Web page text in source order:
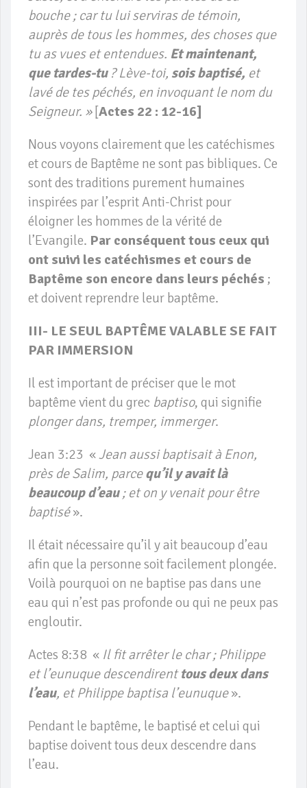
bouche ; car tu lui serviras de témoin,
auprès de tous les hommes, des choses que
tu as vues et entendues. Et maintenant,
que tardes-tu? Lève-toi, sois baptisé, et
lavé de tes péchés, en invoquant le nom du
Seigneur. »[Actes 22 : 12-16]
Nous voyons clairement que les catéchismes
et cours de Baptême ne sont pas bibliques. Ce
sont des traditions purement humaines
inspirées par l’esprit Anti-Christ pour
éloigner les hommes de la vérité de
l’Evangile. Par conséquent tous ceux qui
ont suivi les catéchismes et cours de
Baptême son encore dans leurs péchés ;
et doivent reprendre leur baptême.
III- LE SEUL BAPTÊME VALABLE SE FAIT
PAR IMMERSION
Il est important de préciser que le mot
baptême vient du grec baptiso, qui signifie
plonger dans, tremper, immerger.
Jean 3:23 «Jean aussi baptisait à Enon,
près de Salim, parcequ’il y avait là
beaucoup d’eau; et on y venait pour être
baptisé».
Il était nécessaire qu’il y ait beaucoup d’eau
afin que la personne soit facilement plongée.
Voilà pourquoi on ne baptise pas dans une
eau qui n’est pas profonde ou qui ne peux pas
engloutir.
Actes 8:38 « Il fit arrêter le char ; Philippe
et l’eunuque descendirenttous deux dans
l’eau, et Philippe baptisa l’eunuque».
Pendant le baptême, le baptisé et celui qui
baptise doivent tous deux descendre dans
l’eau.